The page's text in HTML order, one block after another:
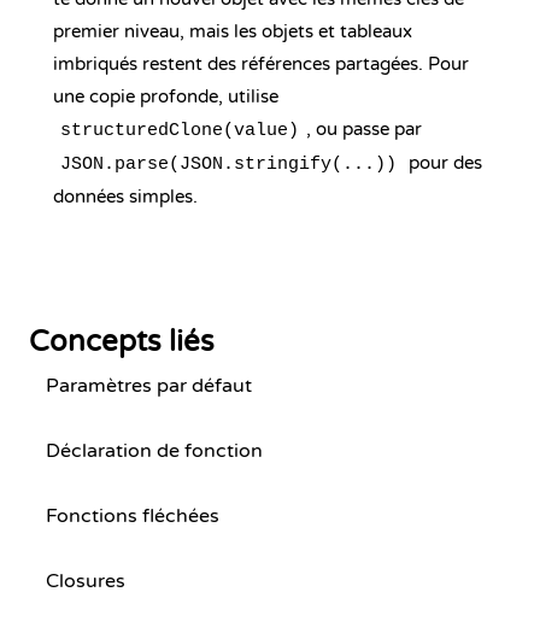
premier niveau, mais les objets et tableaux
imbriqués restent des références partagées. Pour
une copie profonde, utilise
structuredClone(value) , ou passe par
JSON.parse(JSON.stringify(...))
pour des
données simples.
Concepts liés
Paramètres par défaut
Déclaration de fonction
Fonctions fléchées
Closures